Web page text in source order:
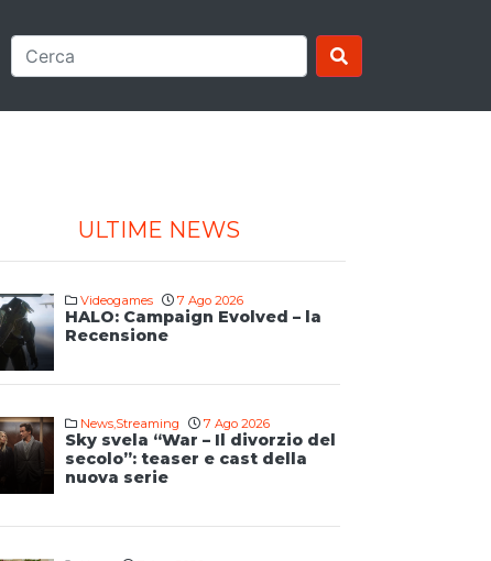
ULTIME NEWS
Videogames 7 Ago 2026
HALO: Campaign Evolved – la
Recensione
News,Streaming 7 Ago 2026
Sky svela “War – Il divorzio del
secolo”: teaser e cast della
nuova serie